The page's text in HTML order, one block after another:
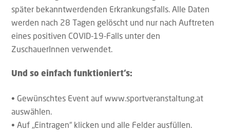
später bekanntwerdenden Erkrankungsfalls. Alle Daten
werden nach 28 Tagen gelöscht und nur nach Auftreten
eines positiven COVID-19-Falls unter den
ZuschauerInnen verwendet.
Und so einfach funktioniert‘s:
• Gewünschtes Event auf www.sportveranstaltung.at
auswählen.
• Auf „Eintragen“ klicken und alle Felder ausfüllen.